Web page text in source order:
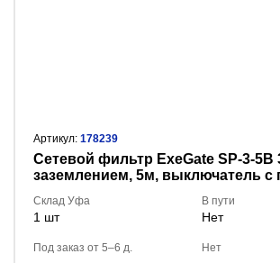
Артикул: 178239
Сетевой фильтр ExeGate SP-3-5B
заземлением, 5м, выключатель с
Склад Уфа
1 шт
В пути
Нет
Под заказ от 5–6 д. Нет